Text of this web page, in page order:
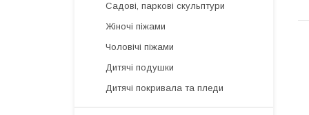
Садові, паркові скульптури
Жіночі піжами
Чоловічі піжами
Дитячі подушки
Дитячі покривала та пледи